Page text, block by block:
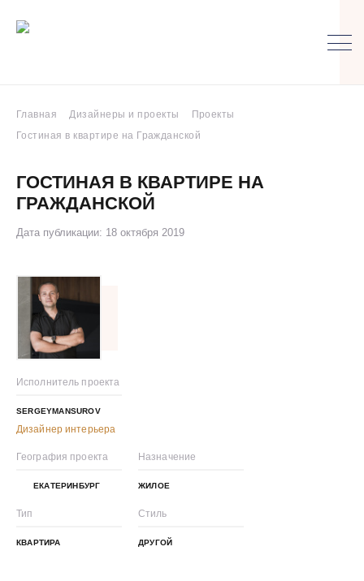
Главная Дизайнеры и проекты
Проекты
Гостиная в квартире на Гражданской
ГОСТИНАЯ В КВАРТИРЕ НА
ГРАЖДАНСКОЙ
Дата публикации: 18 октября 2019
Исполнитель проекта
SERGEYMANSUROV
Дизайнер интерьера
География проекта
ЕКАТЕРИНБУРГ
Назначение
ЖИЛОЕ
Тип
КВАРТИРА
Стиль
ДРУГОЙ